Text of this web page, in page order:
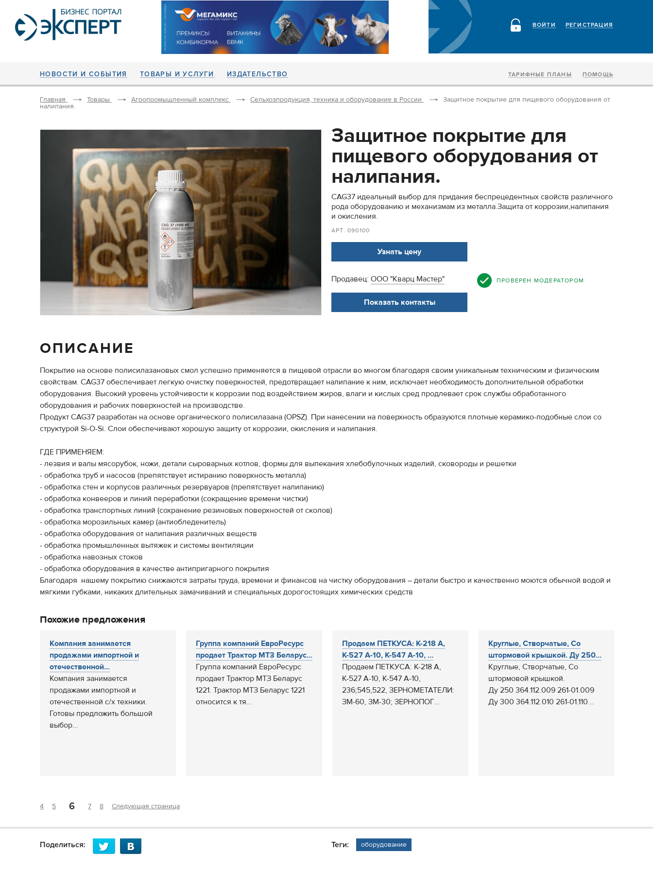
РЕГИСТРАЦИЯ
ВОЙТИ
НОВОСТИ И СОБЫТИЯ ТОВАРЫ И УСЛУГИ ИЗДАТЕЛЬСТВО ТАРИФНЫЕ ПЛАНЫ ПОМОЩЬ
Главная Товары Агропромышленный комплекс Сельхозпродукция, техника и оборудование в России Защитное покрытие для пищевого оборудования от
налипания.
Защитное покрытие для
пищевого оборудования от
налипания.
CAG37 идеальный выбор для придания беспрецедентных свойств различного
рода оборудованию и механизмам из металла.Защита от коррозии,налипания
и окисления.
АРТ. 090100
Узнать цену
Продавец: ООО "Кварц Мастер" ПРОВЕРЕН МОДЕРАТОРОМ
Показать контакты
ОПИСАНИЕ
Покрытие на основе полисилазановых смол успешно применяется в пищевой отрасли во многом благодаря своим уникальным техническим и физическим
свойствам. CAG37 обеспечивает легкую очистку поверхностей, предотвращает налипание к ним, исключает необходимость дополнительной обработки
оборудования. Высокий уровень устойчивости к коррозии под воздействием жиров, влаги и кислых сред продлевает срок службы обработанного
оборудования и рабочих поверхностей на производстве.
Продукт CAG37 разработан на основе органического полисилазана (OPSZ). При нанесении на поверхность образуются плотные керамико-подобные слои со
структурой Si-O-Si. Слои обеспечивают хорошую защиту от коррозии, окисления и налипания.
ГДЕ ПРИМЕНЯЕМ:
- лезвия и валы мясорубок, ножи, детали сыроварных котлов, формы для выпекания хлебобулочных изделий, сковороды и решетки
- обработка труб и насосов (препятствует истиранию поверхность металла)
- обработка стен и корпусов различных резервуаров (препятствует налипанию)
- обработка конвееров и линий переработки (сокращение времени чистки)
- обработка транспортных линий (сохранение резиновых поверхностей от сколов)
- обработка морозильных камер (антиобледенитель)
- обработка оборудования от налипания различных веществ
- обработка промышленных вытяжек и системы вентиляции
- обработка навозных стоков
- обработка оборудования в качестве антипригарного покрытия
Благодаря нашему покрытию снижаются затраты труда, времени и финансов на чистку оборудования – детали быстро и качественно моются обычной водой и
мягкими губками, никаких длительных замачиваний и специальных дорогостоящих химических средств
Похожие предложения
Компания занимается
продажами импортной и
отечественной...
Компания занимается
продажами импортной и
отечественной с/х техники.
Готовы предложить большой
выбор...
Группа компаний ЕвроРесурс
продает Трактор МТЗ Беларус...
Группа компаний ЕвроРесурс
продает Трактор МТЗ Беларус
1221. Трактор МТЗ Беларус 1221
относится к тя...
Продаем ПЕТКУСА: К-218 А,
К-527 А-10, К-547 А-10, ...
Продаем ПЕТКУСА: К-218 А,
К-527 А-10, К-547 А-10,
236;545,522, ЗЕРНОМЕТАТЕЛИ:
ЗМ-60, ЗМ-30; ЗЕРНОПОГ...
Круглые, Створчатые, Со
штормовой крышкой. Ду 250...
Круглые, Створчатые, Со
штормовой крышкой.
Ду 250 364.112.009 261-01.009
Ду 300 364.112.010 261-01.110...
4 5 6 7 8 Следующая страница
Поделиться: Теги: оборудование